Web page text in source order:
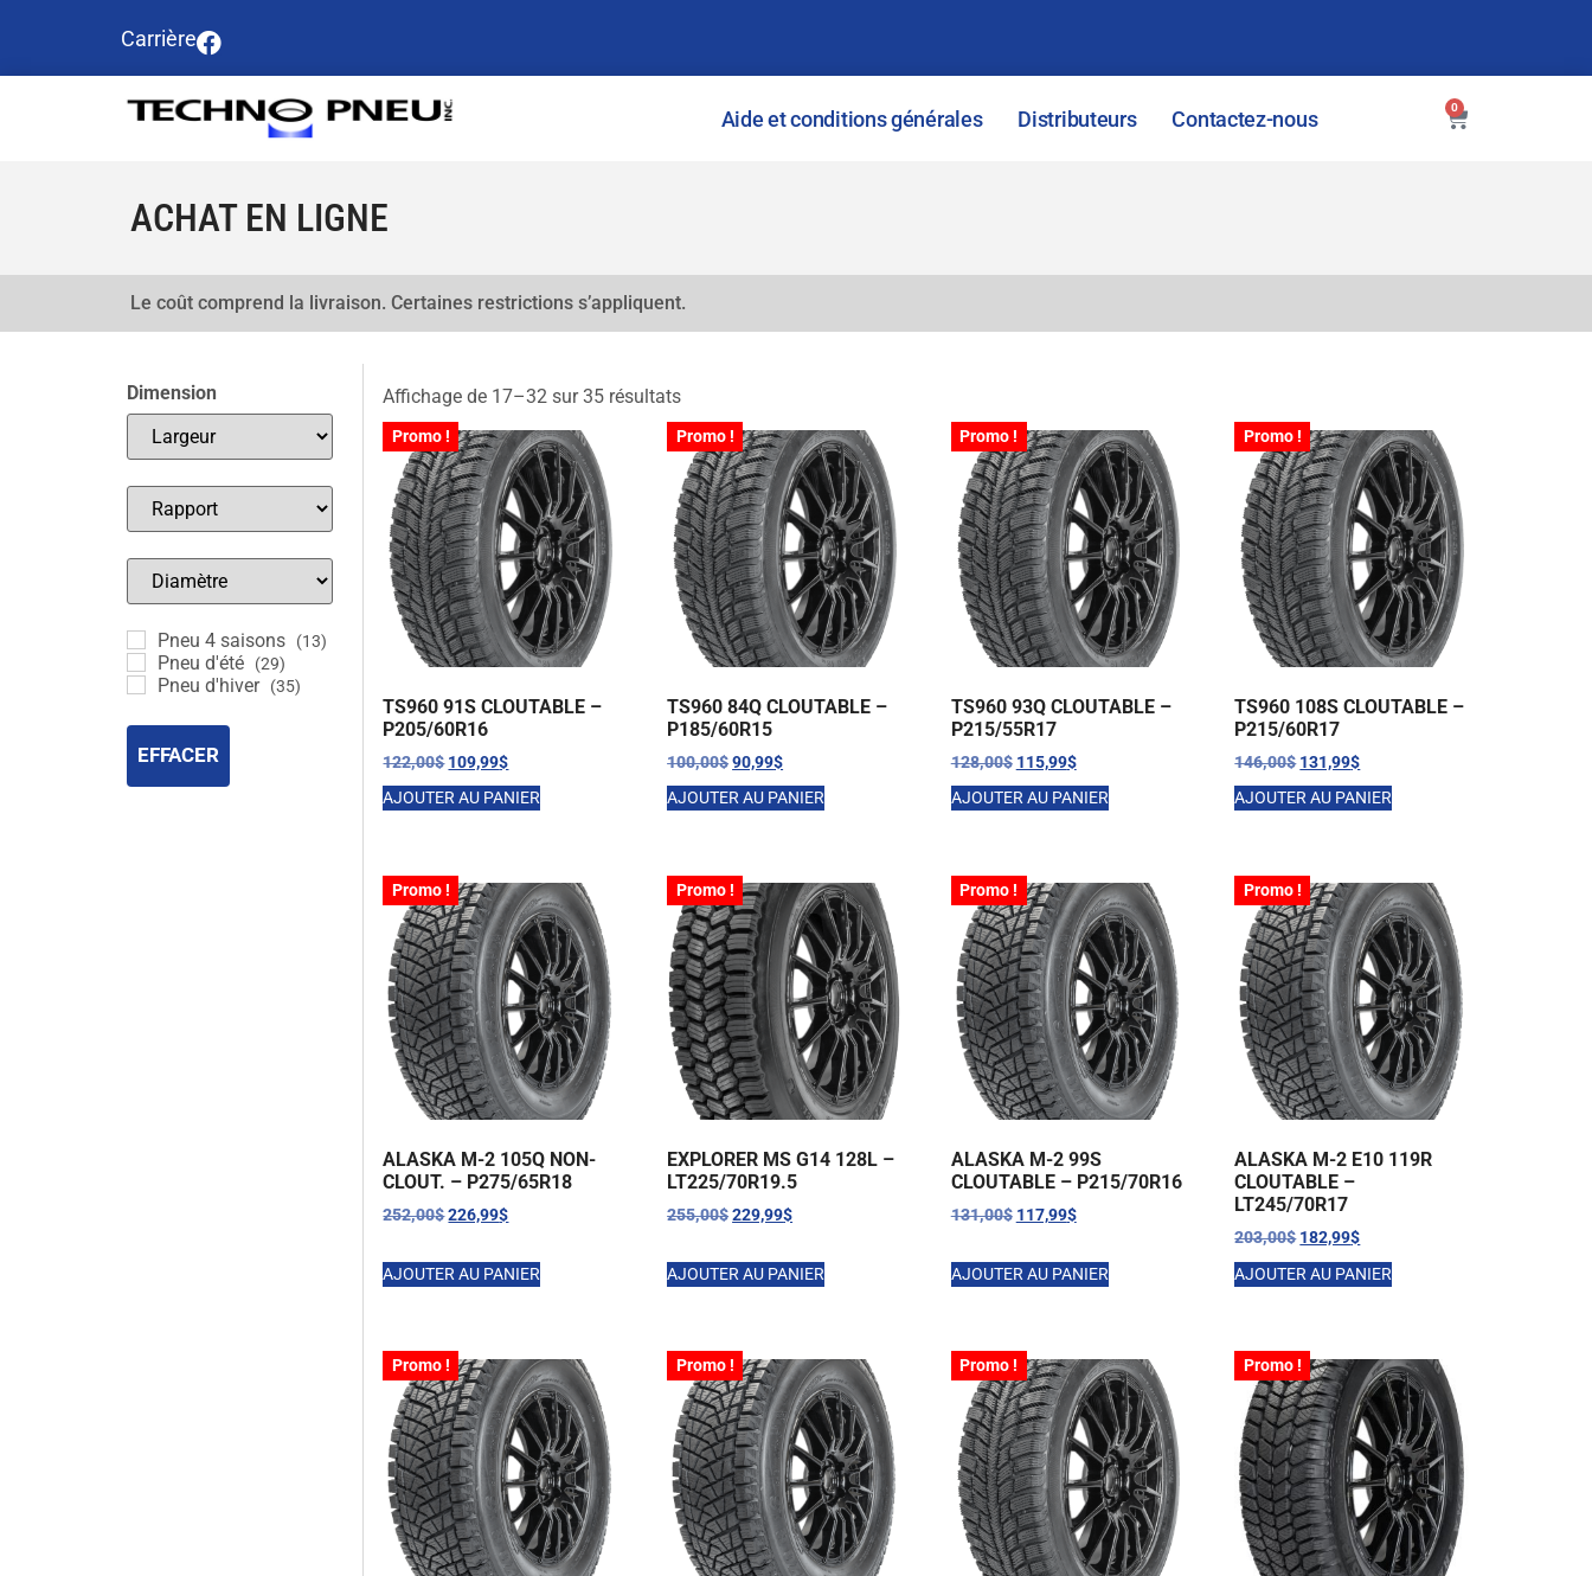
Carrière
Aide et conditions générales Distributeurs Contactez-nous 0
ACHAT EN LIGNE
Le coût comprend la livraison. Certaines restrictions s’appliquent.
Dimension
Pneu 4 saisons (13)
Pneu d'été (29)
Pneu d'hiver (35)
EFFACER
Affichage de 17–32 sur 35 résultats
Promo !
TS960 91S CLOUTABLE –
P205/60R16
122,00$ 109,99$
AJOUTER AU PANIER
Promo !
TS960 84Q CLOUTABLE –
P185/60R15
100,00$90,99$
AJOUTER AU PANIER
Promo !
TS960 93Q CLOUTABLE –
P215/55R17
128,00$ 115,99$
AJOUTER AU PANIER
Promo !
TS960 108S CLOUTABLE –
P215/60R17
146,00$ 131,99$
AJOUTER AU PANIER
Promo !
ALASKA M-2 105Q NON-
CLOUT. – P275/65R18
252,00$226,99$
AJOUTER AU PANIER
Promo !
EXPLORER MS G14 128L –
LT225/70R19.5
255,00$229,99$
AJOUTER AU PANIER
Promo !
ALASKA M-2 99S
CLOUTABLE – P215/70R16
131,00$ 117,99$
AJOUTER AU PANIER
Promo !
ALASKA M-2 E10 119R
CLOUTABLE –
LT245/70R17
203,00$ 182,99$
AJOUTER AU PANIER
Promo ! Promo ! Promo ! Promo !